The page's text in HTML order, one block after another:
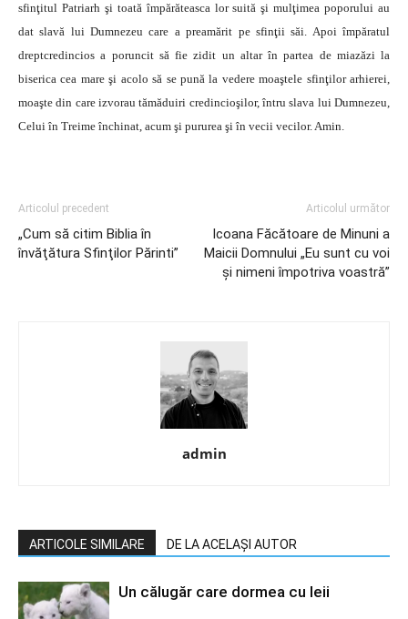
sfinţitul Patriarh şi toată împărăteasca lor suită şi mulţimea poporului au
dat slavă lui Dumnezeu care a preamărit pe sfinţii săi. Apoi împăratul
dreptcredincios a poruncit să fie zidit un altar în partea de miazăzi la
biserica cea mare şi acolo să se pună la vedere moaştele sfinţilor arhierei,
moaşte din care izvorau tămăduiri credincioşilor, întru slava lui Dumnezeu,
Celui în Treime închinat, acum şi pururea şi în vecii vecilor. Amin.
Articolul precedent
„Cum să citim Biblia în
învăţătura Sfinţilor Părinti”
Articolul următor
Icoana Făcătoare de Minuni a
Maicii Domnului „Eu sunt cu voi
şi nimeni împotriva voastră”
admin
ARTICOLE SIMILARE DE LA ACELAȘI AUTOR
Un călugăr care dormea cu leii